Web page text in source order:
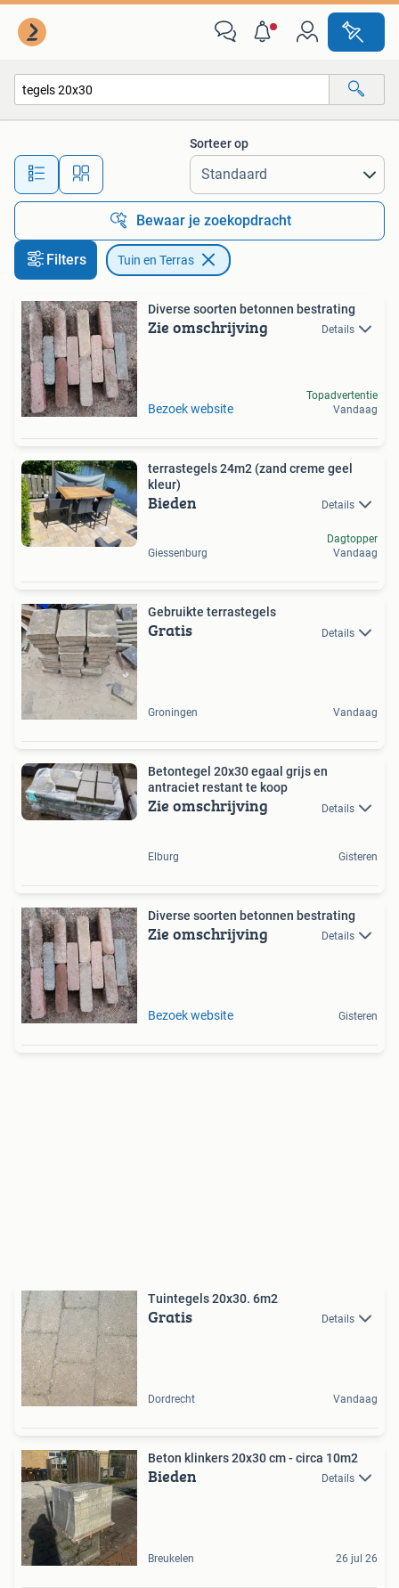
Alle afstanden…
Sorteer op
Bewaar je zoekopdracht
Filters Tuin en Terras
Diverse soorten betonnen bestrating
Zie omschrijving Details
Bezoek website
Topadvertentie
Vandaag
terrastegels 24m2 (zand creme geel
kleur)
Bieden Details
Giessenburg
Dagtopper
Vandaag
Gebruikte terrastegels
Gratis Details
Groningen Vandaag
Betontegel 20x30 egaal grijs en
antraciet restant te koop
Zie omschrijving Details
Elburg Gisteren
Diverse soorten betonnen bestrating
Zie omschrijving Details
Bezoek website Gisteren
Tuintegels 20x30. 6m2
Gratis Details
Dordrecht Vandaag
Beton klinkers 20x30 cm - circa 10m2
Bieden Details
Breukelen 26 jul 26